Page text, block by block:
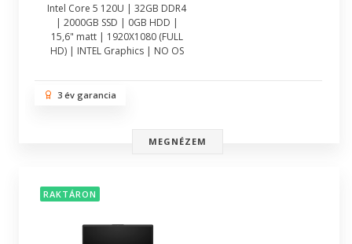
Intel Core 5 120U | 32GB DDR4
| 2000GB SSD | 0GB HDD |
15,6" matt | 1920X1080 (FULL
HD) | INTEL Graphics | NO OS
3 év garancia
MEGNÉZEM
RAKTÁRON